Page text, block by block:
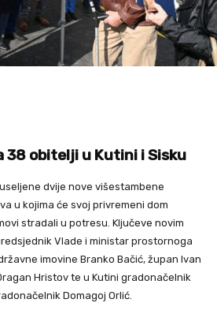
38 obitelji u Kutini i Sisku
dvije nove višestambene
u kojima će svoj privremeni dom
stradali u potresu. Ključeve novim
Vlade i ministar prostornoga
imovine Branko Bačić, župan Ivan
Hristov te u Kutini gradonačelnik
Domagoj Orlić.